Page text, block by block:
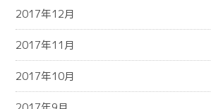
2017年12月
2017年11月
2017年10月